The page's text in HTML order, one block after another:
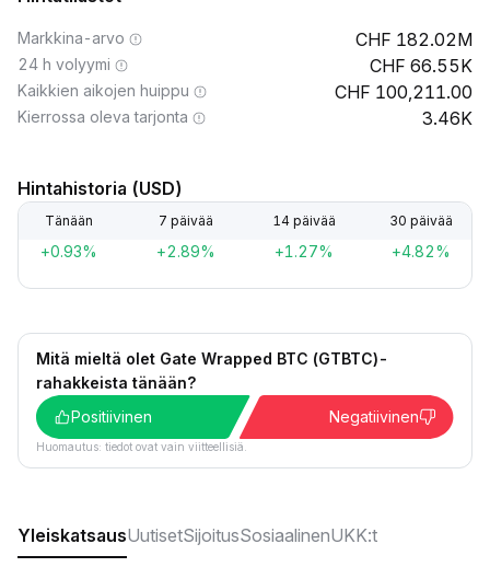
Markkina-arvo 182.02M
24 h volyymi 66.55K
Kaikkien aikojen huippu 100,211.00
Kierrossa oleva tarjonta 3.46K
Hintahistoria (USD)
Tänään 7 päivää 14 päivää 30 päivää
+0.93% +2.89% +1.27% +4.82%
Mitä mieltä olet Gate Wrapped BTC (GTBTC)-
rahakkeista tänään?
Positiivinen
Negatiivinen
Huomautus: tiedot ovat vain viitteellisiä.
YleiskatsausUutisetSijoitusSosiaalinenUKK:t